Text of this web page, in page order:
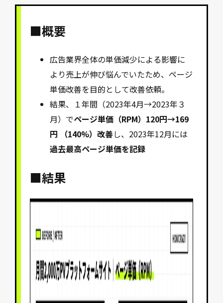
■概要
広告業界全体の単価減少による影響に
より売上が伸び悩んでいたため、ページ
単価改善を目的として改善依頼。
結果、１年間（2023年4月→2023年３
月）でページ単価（RPM）120円→169
円 （140%）改善し、2023年12月には
過去最高ページ単価を記録
■結果